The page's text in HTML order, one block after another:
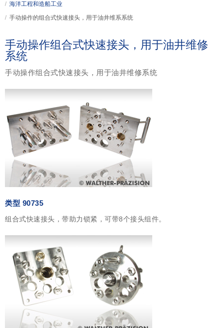
/ 海洋工程和造船工业
/ 手动操作的组合式快速接头，用于油井维系系统
手动操作组合式快速接头，用于油井维修
系统
手动操作组合式快速接头，用于油井维修系统
类型 90735
组合式快速接头，带助力锁紧，可带8个接头组件。